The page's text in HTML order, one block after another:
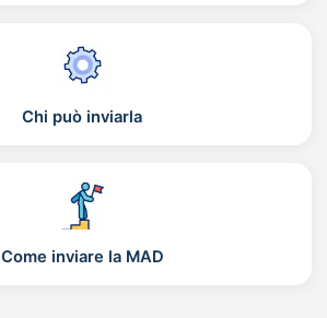
Chi può inviarla
Come inviare la MAD